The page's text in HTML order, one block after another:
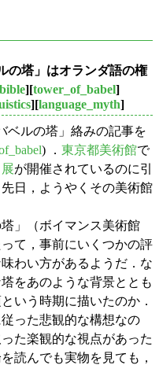
の塔」はオランダ語の権
bible][tower_of_babel]
][language_myth]
ルの塔」絡みの記事を
) ． 東京都美術館で
が開催されているのに引
日，ようやくその美術館
」（ボイマンス美術館
て，事前にいくつかの評
わい方があるようだ．な
をあのような背景ととも
いう時期に描いたのか．
った悲観的な構想なの
た楽観的な視点があった
読んでも実物を見ても，